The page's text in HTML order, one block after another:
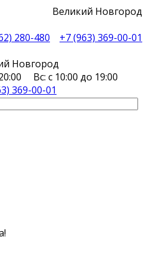
Великий Новгород
280-480
+7 (963) 369-00-01
Новгород
Вс: с 10:00 до 19:00
369-00-01